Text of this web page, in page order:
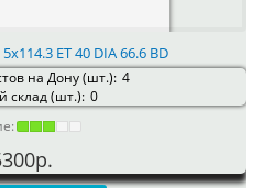
ET 40 DIA 66.6 BD
на Дону (шт.): 4
склад (шт.): 0